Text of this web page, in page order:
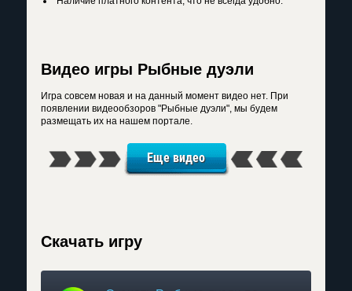
Видео игры Рыбные дуэли
Игра совсем новая и на данный момент видео нет. При
появлении видеообзоров "Рыбные дуэли", мы будем
размещать их на нашем портале.
Еще видео
Скачать игру